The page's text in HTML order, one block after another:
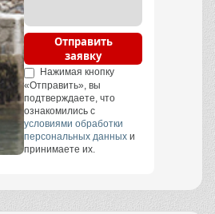
Отправить
заявку
Нажимая кнопку
«Отправить», вы
подтверждаете, что
ознакомились с
условиями обработки
персональных данных и
принимаете их.